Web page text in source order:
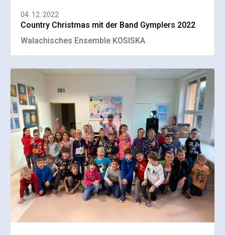
04. 12. 2022
Country Christmas mit der Band Gymplers 2022
Walachisches Ensemble KOSISKA